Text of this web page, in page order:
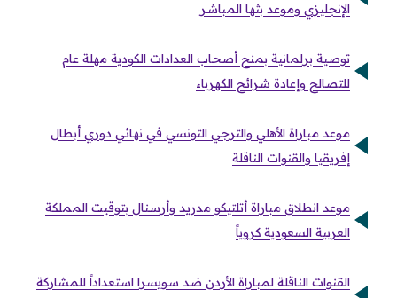
الإنجليزي وموعد بثها المباشر
توصية برلمانية بمنح أصحاب العدادات الكودية مهلة عام
للتصالح وإعادة شرائح الكهرباء
موعد مباراة الأهلي والترجي التونسي في نهائي دوري أبطال
إفريقيا والقنوات الناقلة
موعد انطلاق مباراة أتلتيكو مدريد وأرسنال بتوقيت المملكة
العربية السعودية كروياً
القنوات الناقلة لمباراة الأردن ضد سويسرا استعداداً للمشاركة